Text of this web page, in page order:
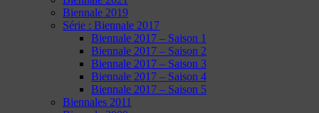
Biennale 2019
Série : Biennale 2017
Biennale 2017 – Saison 1
Biennale 2017 – Saison 2
Biennale 2017 – Saison 3
Biennale 2017 – Saison 4
Biennale 2017 – Saison 5
Biennales 2011